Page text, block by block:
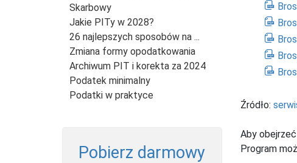
Skarbowy
Jakie PITy w 2028?
26 najlepszych sposobów na ...
Zmiana formy opodatkowania
Archiwum PIT i korekta za 2024
Podatek minimalny
Podatki w praktyce
Pobierz darmowy
Źródło:
Aby
Program